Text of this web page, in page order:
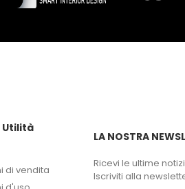
Utilità
di vendita
LA NOSTRA
Ricevi le ultime
Iscriviti alla